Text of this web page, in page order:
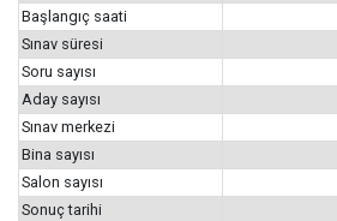
Başlangıç saati
Sınav süresi
Soru sayısı
Aday sayısı
Sınav merkezi
Bina sayısı
Salon sayısı
Sonuç tarihi